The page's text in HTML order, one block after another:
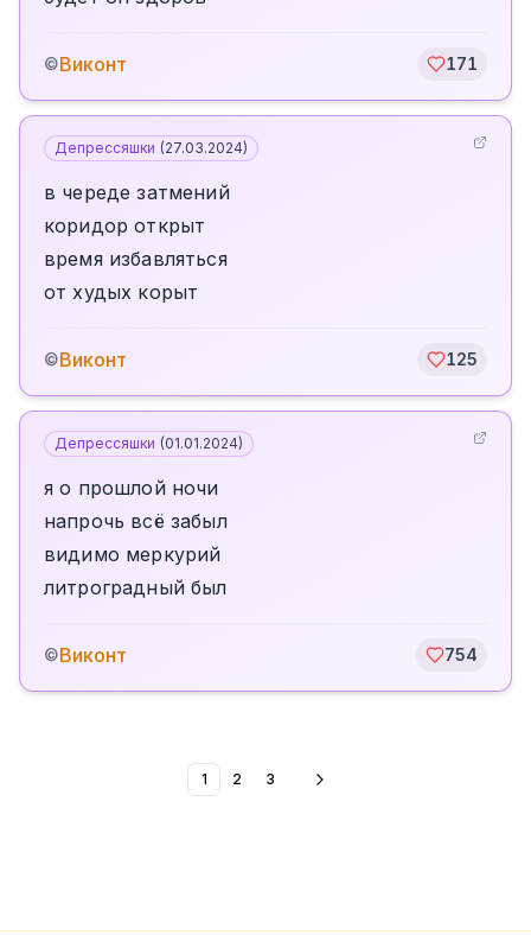
©Виконт 171
Депрессяшки (27.03.2024)
в череде затмений
коридор открыт
время избавляться
от худых корыт
©Виконт 125
Депрессяшки (01.01.2024)
я о прошлой ночи
напрочь всё забыл
видимо меркурий
литроградный был
©Виконт 754
1 2 3